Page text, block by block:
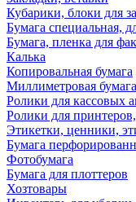
Кубарики, блоки для
Бумага специальная,
Бумага, пленка для
Калька
Копировальная бумага
Миллиметровая бумага
Ролики для кассовых
Ролики для
Этикетки, ценники,
Бумага
Фотобумага
Бумага для плоттеров
Хозтовары